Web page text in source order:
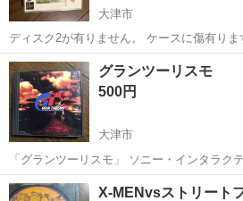
大津市
ディスク2が有りません。 ケースに傷有り
ません。 近隣まで引き取りに来てくださる
滋賀 大津市 テレビゲーム
グランツーリスモ
500円
大津市
「グランツーリスモ」 ソニー・インタラク
定価: ￥ 5,740 ケースに傷有りますがディスクは傷等有りません。 近
隣まで引き取りに来てくださる方にお譲りし
滋賀 大津市 テレビゲーム グラ
X-MENvsストリート